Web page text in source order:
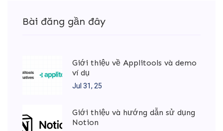
Bài đăng gần đây
Giới thiệu về Applitools và demo
ví dụ
Jul 31, 25
Giới thiệu và hướng dẫn sử dụng
Notion